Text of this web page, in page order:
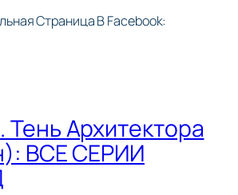
Страница В Facebook:
Тень Архитектора
ВСЕ СЕРИИ